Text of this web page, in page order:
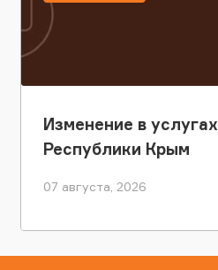
Изменение в
Республики Крым
07 августа, 2026